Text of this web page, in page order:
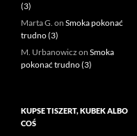
(3)
Marta G. on Smoka pokonać
trudno (3)
M. Urbanowicz on Smoka
pokonać trudno (3)
KUPSE TISZERT, KUBEK ALBO
COŚ